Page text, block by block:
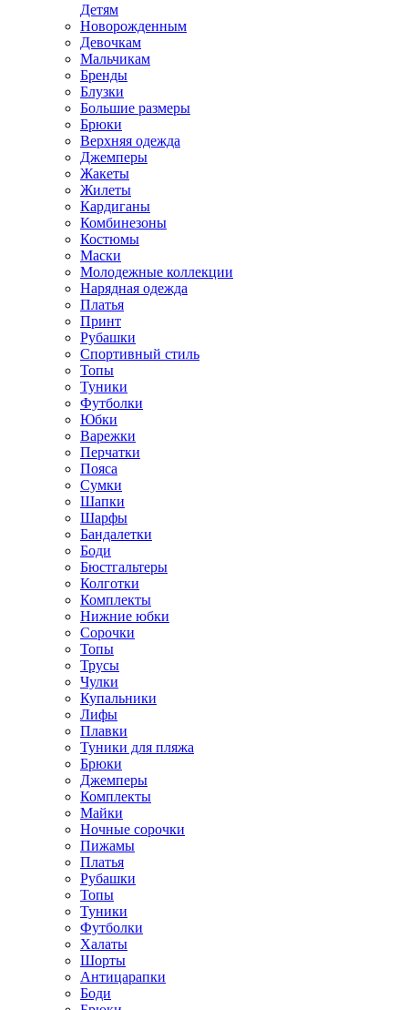
Детям
Новорожденным
Девочкам
Мальчикам
Бренды
Блузки
Большие размеры
Брюки
Верхняя одежда
Джемперы
Жакеты
Жилеты
Кардиганы
Комбинезоны
Костюмы
Маски
Молодежные коллекции
Нарядная одежда
Платья
Принт
Рубашки
Спортивный стиль
Топы
Туники
Футболки
Юбки
Варежки
Перчатки
Пояса
Сумки
Шапки
Шарфы
Бандалетки
Боди
Бюстгальтеры
Колготки
Комплекты
Нижние юбки
Сорочки
Топы
Трусы
Чулки
Купальники
Лифы
Плавки
Туники для пляжа
Брюки
Джемперы
Комплекты
Майки
Ночные сорочки
Пижамы
Платья
Рубашки
Топы
Туники
Футболки
Халаты
Шорты
Антицарапки
Боди